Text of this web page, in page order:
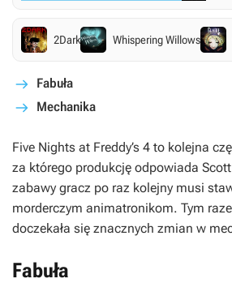
2Dark Whispering Willows
Fabuła
Mechanika
Five Nights at Freddy’s 4 to kolejna
za którego produkcję odpowiada
zabawy gracz po raz kolejny musi
morderczym animatronikom. Tym
doczekała się znacznych zmian w
Fabuła